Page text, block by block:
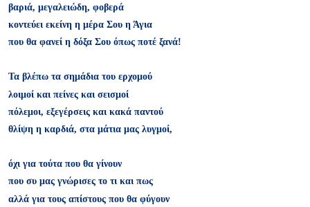
βαριά, μεγαλειώδη, φοβερά
κοντεύει εκείνη η μέρα Σου η Άγια
που θα φανεί η δόξα Σου όπως ποτέ ξανά!
Τα βλέπω τα σημάδια του ερχομού
λοιμοί και πείνες και σεισμοί
πόλεμοι, εξεγέρσεις και κακά παντού
θλίψη η καρδιά, στα μάτια μας λυγμοί,
όχι για τούτα που θα γίνουν
που συ μας γνώρισες το τι και πως
αλλά για τους απίστους που θα φύγουν